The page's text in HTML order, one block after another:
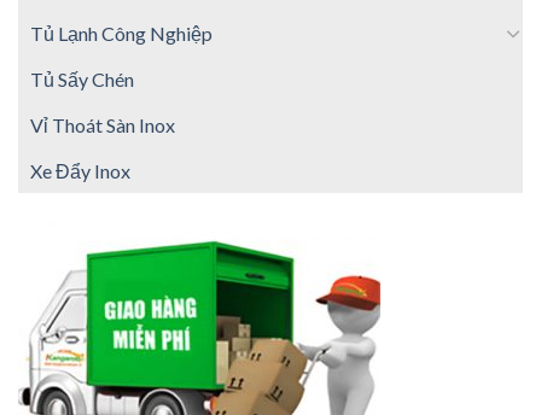
Tủ Lạnh Công Nghiệp
Tủ Sấy Chén
Vỉ Thoát Sàn Inox
Xe Đẩy Inox